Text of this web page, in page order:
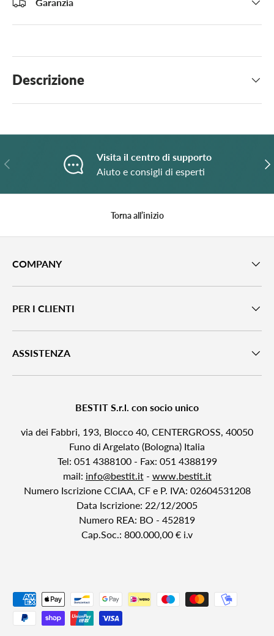
Garanzia
Descrizione
Indietro
Visita il centro di supporto
Aiuto e consigli di esperti
Torna all’inizio
COMPANY
PER I CLIENTI
ASSISTENZA
BESTIT S.r.l. con socio unico
via dei Fabbri, 193, Blocco 40, CENTERGROSS, 40050
Funo di Argelato (Bologna) Italia
Tel: 051 4388100 - Fax: 051 4388199
mail: info@bestit.it- www.bestit.it
Numero Iscrizione CCIAA, CF e P. IVA: 02604531208
Data Iscrizione: 22/12/2005
Numero REA: BO - 452819
Cap.Soc.: 800.000,00 € i.v
Metodi di pagamento accettati